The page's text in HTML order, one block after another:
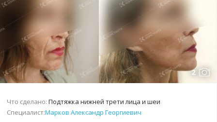
2
Что сделано: Подтяжка нижней трети лица и шеи
Специалист:Марков Александр Георгиевич